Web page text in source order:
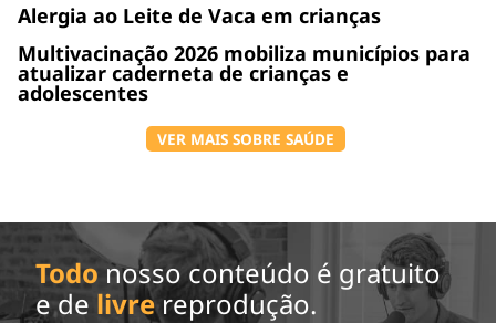
Alergia ao Leite de Vaca em crianças
Multivacinação 2026 mobiliza municípios para
atualizar caderneta de crianças e
adolescentes
VER MAIS SOBRE SAÚDE
Todo nosso conteúdo é gratuito
e de livrereprodução.